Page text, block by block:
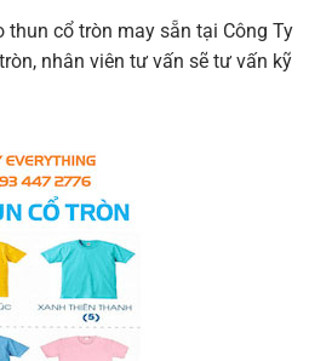
cổ tròn may sẵn tại Công Ty
nhân viên tư vấn sẽ tư vấn kỹ